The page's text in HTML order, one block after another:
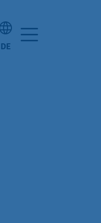
Anzahl der gemerkten
DE